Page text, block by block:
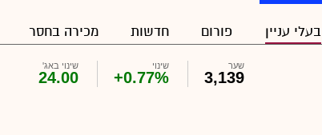
בעלי עניין פורום חדשות מכירה בחסר
שער
3,139
שינוי
+0.77%
שינוי באג'
24.00